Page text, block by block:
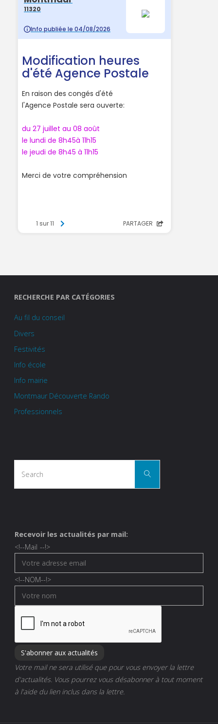
RECHERCHE PAR CATÉGORIES
Au fil du conseil
Divers
Festivités
Info école
Info mairie
Montmaur Découverte Rando
Professionnels
Search
Recevoir les actualités par mail:
<!--Mail --!>
<!--NOM--!>
Votre mail ne sera utilisé que pour vous envoyer la lettre
d'actualités. Vous pourrez vous désabonner à tout moment
à l'aide du lien inclus dans la lettre.